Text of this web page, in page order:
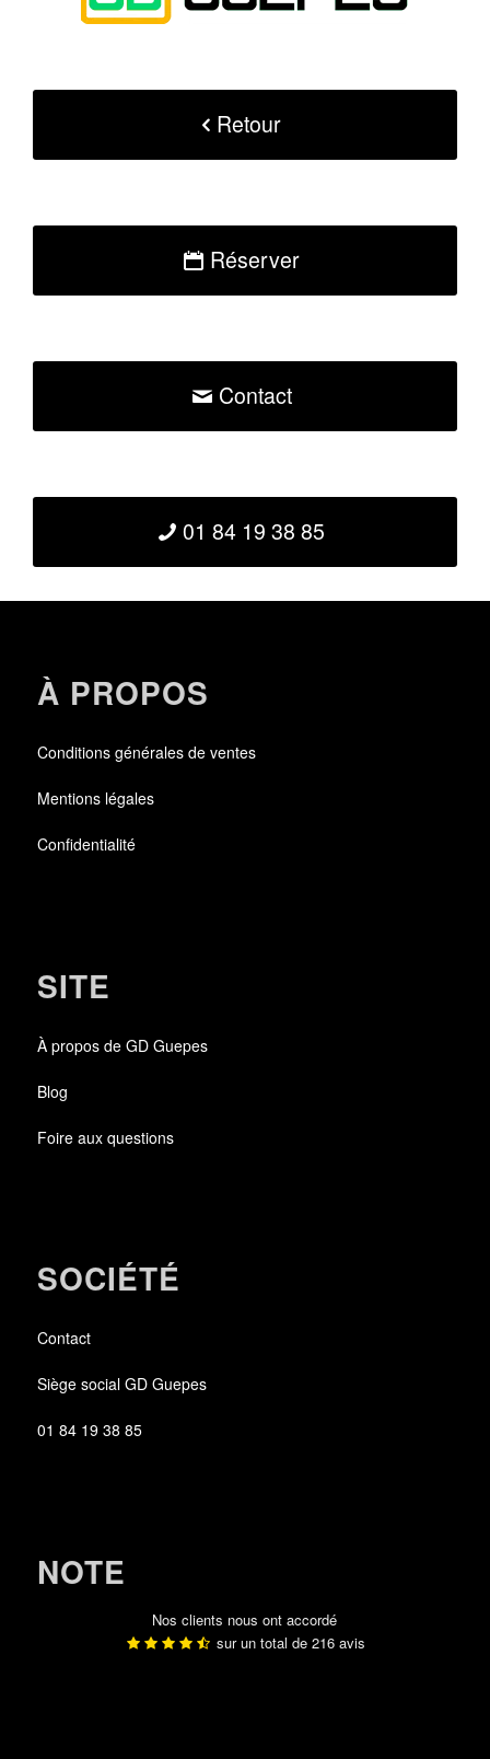
Retour
Réserver
Contact
01 84 19 38 85
À PROPOS
Conditions générales de ventes
Mentions légales
Confidentialité
SITE
À propos de GD Guepes
Blog
Foire aux questions
SOCIÉTÉ
Contact
Siège social GD Guepes
01 84 19 38 85
NOTE
Nos clients nous ont accordé
sur un total de 216avis